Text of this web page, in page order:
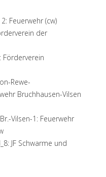
Feuerwehr (cw)
der
Förderverein
Rewe-
Bruchhausen-Vilsen
Vilsen-1: Feuerwehr
JF Schwarme und